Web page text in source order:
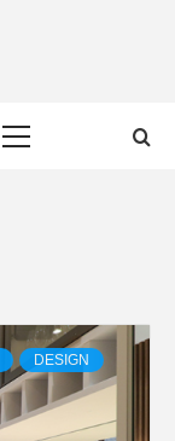
DESIGN